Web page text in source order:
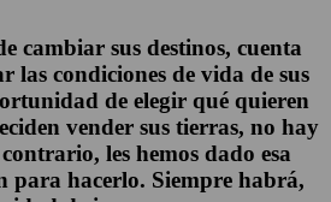
cambiar sus destinos, cuenta
las condiciones de vida de sus
de elegir qué quieren
vender sus tierras, no hay
les hemos dado esa
para hacerlo. Siempre habrá,